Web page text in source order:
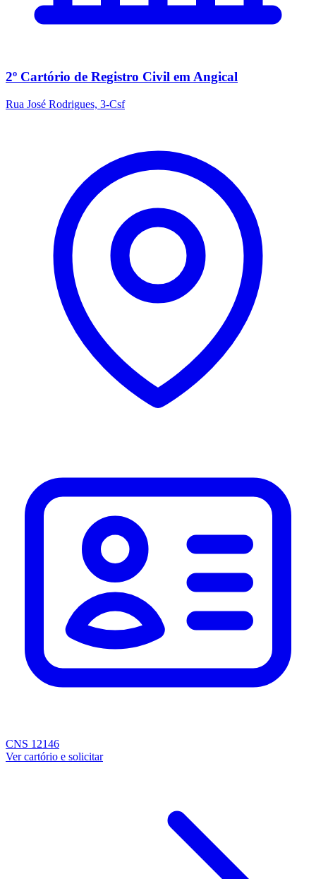
2º Cartório de Registro Civil em Angical
Rua José Rodrigues, 3-Csf
CNS 12146
Ver cartório e solicitar